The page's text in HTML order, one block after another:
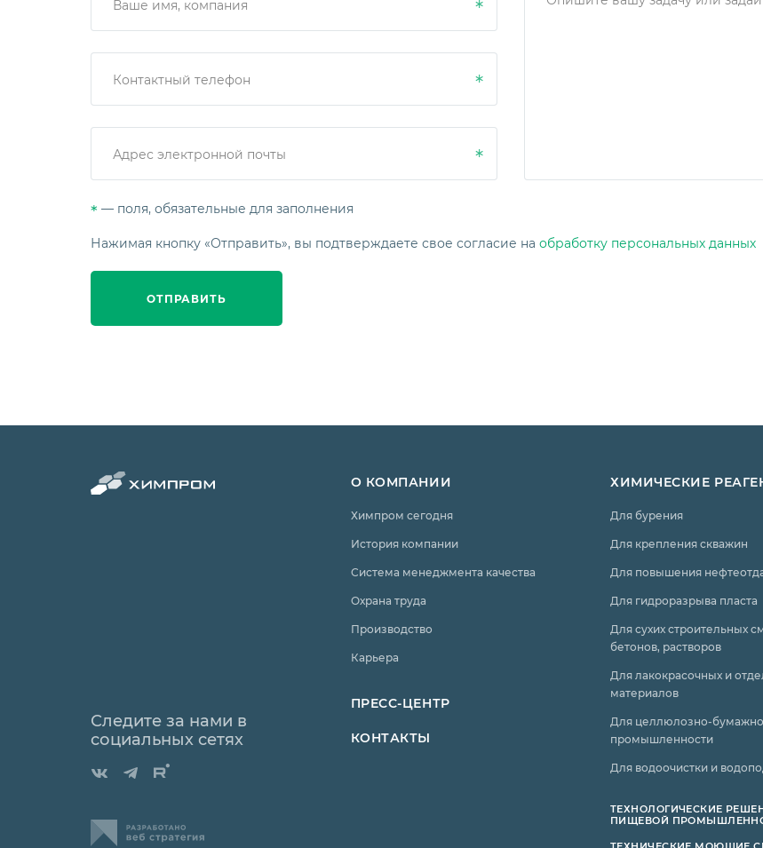
* — поля, обязательные для заполнения
Нажимая кнопку «Отправить», вы подтверждаете свое согласие на обработку персональных данных
Следите за нами в
социальных сетях
О КОМПАНИИ
Химпром сегодня
История компании
Система менеджмента качества
Охрана труда
Производство
Карьера
ПРЕСС-ЦЕНТР
КОНТАКТЫ
ХИМИЧЕСКИЕ
Для бурения
Для крепления скважин
Для повышения
Для гидроразрыва пласта
Для сухих строительных
бетонов, растворов
Для лакокрасочных и
материалов
Для целлюлозно-
промышленности
Для водоочистки и
ТЕХНОЛОГИЧЕСКИЕ
ПИЩЕВОЙ